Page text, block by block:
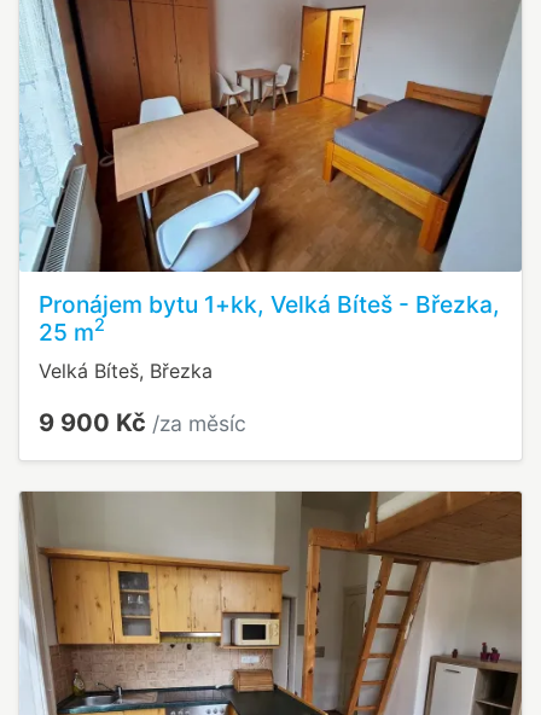
Pronájem bytu 1+kk, Velká Bíteš - Březka,
25 m2
Velká Bíteš, Březka
9 900 Kč /za měsíc